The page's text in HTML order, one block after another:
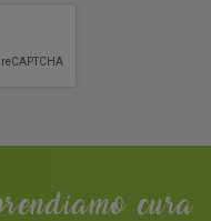
cura